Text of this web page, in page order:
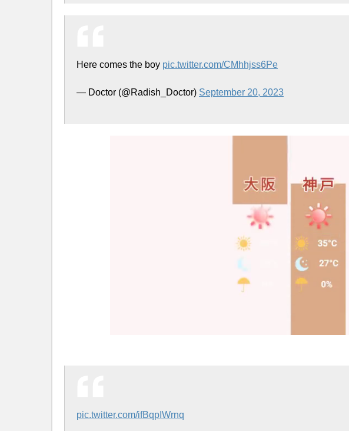
Here comes the boy pic.twitter.com/CMhhjss6Pe
— Doctor (@Radish_Doctor) September 20, 2023
pic.twitter.com/ifBqpIWrnq